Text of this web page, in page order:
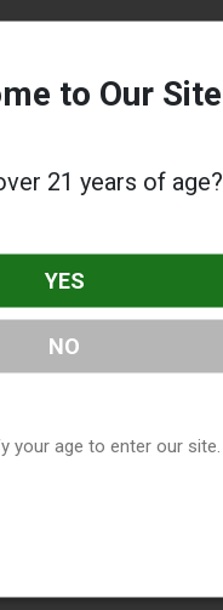
to Our Site
21 years of age?
YES
NO
your age to enter our site.